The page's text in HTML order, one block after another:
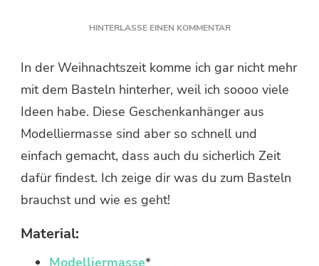
HINTERLASSE EINEN KOMMENTARZU
MODELLIERMASSE
In der Weihnachtszeit komme ich gar nicht mehr
mit dem Basteln hinterher, weil ich soooo viele
Ideen habe. Diese Geschenkanhänger aus
Modelliermasse sind aber so schnell und
einfach gemacht, dass auch du sicherlich Zeit
dafür findest. Ich zeige dir was du zum Basteln
brauchst und wie es geht!
Material: